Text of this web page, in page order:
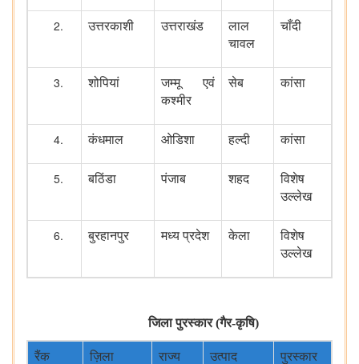
उत्तरकाशी उत्तराखंड
लाल
चावल
चाँदी
शोपियां
जम्मू एवं
कश्मीर
सेब कांसा
कंधमाल ओडिशा हल्दी कांसा
बठिंडा पंजाब शहद
विशेष
उल्लेख
बुरहानपुर मध्य प्रदेश केला
विशेष
उल्लेख
जिला पुरस्कार (गैर-कृषि)
रैंक ज़िला राज्य उत्पाद पुरस्कार